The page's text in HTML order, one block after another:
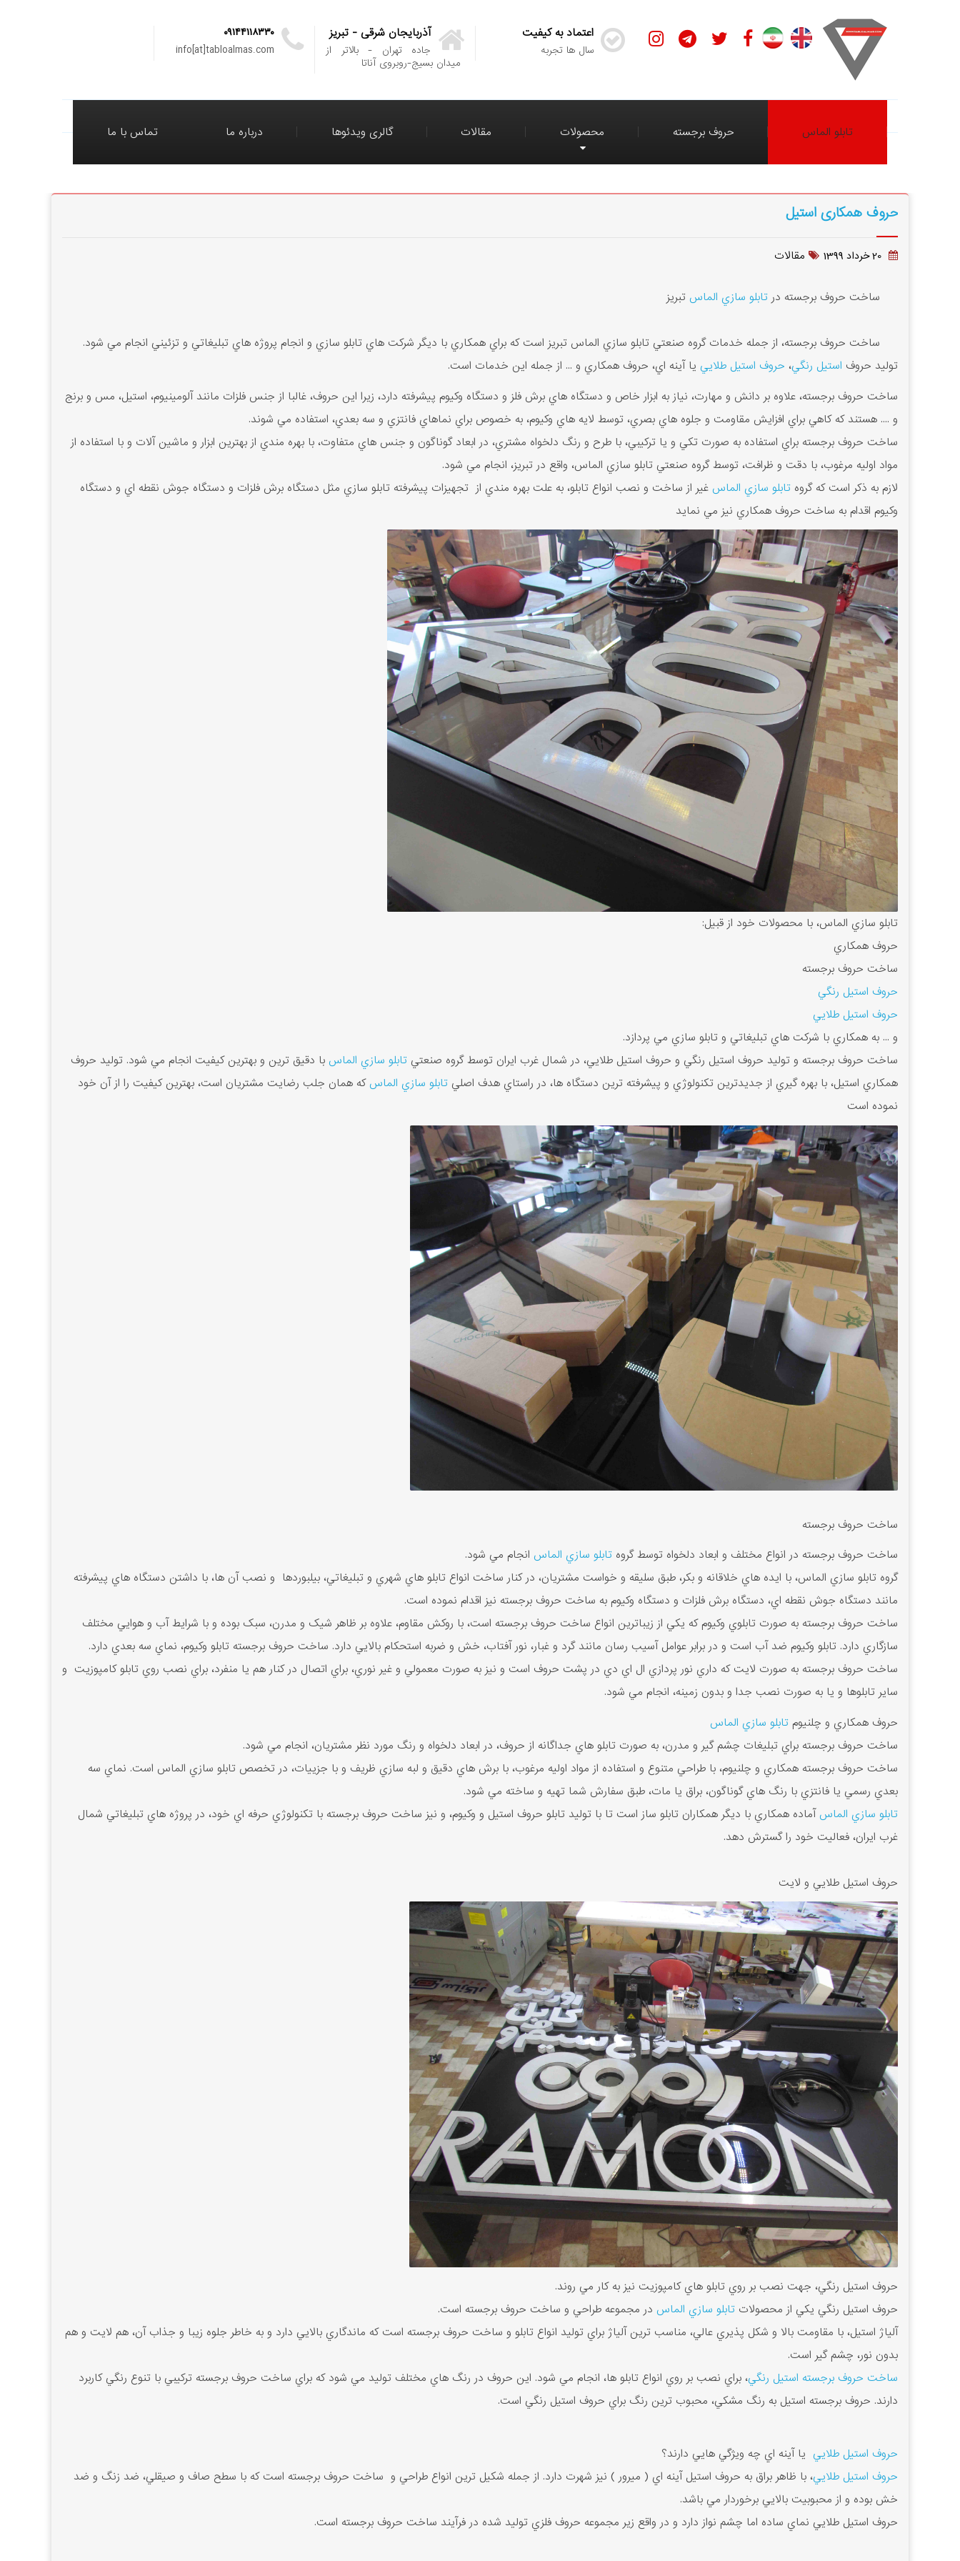
۰۹۱۴۴۱۱۸۳۳۰
info[at]tabloalmas.com
آذربایجان شرقی - تبریز
جاده تهران - بالاتر از
میدان بسیج-روبروی آناتا
اعتماد به کیفیت
سال ها تجربه
تابلو الماس حروف برجسته محصولات مقالات گالری ویدئوها درباره ما تماس با ما
حروف همکاری استیل
20 خرداد 1399 مقالات
ساخت حروف برجسته در تابلو سازي الماس تبريز
ساخت حروف برجسته، از جمله خدمات گروه صنعتي تابلو سازي الماس تبريز است که براي همکاري با ديگر شرکت هاي تابلو سازي و انجام پروژه هاي تبليغاتي و تزئيني انجام مي شود.
توليد حروف استيل رنگي، حروف استيل طلايي يا آينه اي، حروف همکاري و ... از جمله اين خدمات است.
ساخت حروف برجسته، علاوه بر دانش و مهارت، نياز به ابزار خاص و دستگاه هاي برش فلز و دستگاه وکيوم پيشرفته دارد، زيرا اين حروف، غالبا از جنس فلزات مانند آلومينيوم، استيل، مس و برنج
و .... هستند که کاهي براي افزايش مقاومت و جلوه هاي بصري، توسط لايه هاي وکيوم، به خصوص براي نماهاي فانتزي و سه بعدي، استفاده مي شوند.
ساخت حروف برجسته براي استفاده به صورت تکي و يا ترکيبي، با طرح و رنگ دلخواه مشتري، در ابعاد گوناگون و جنس هاي متفاوت، با بهره مندي از بهترين ابزار و ماشين آلات و با استفاده از
مواد اوليه مرغوب، با دقت و ظرافت، توسط گروه صنعتي تابلو سازي الماس، واقع در تبريز، انجام مي‌ شود.
لازم به ذکر است که گروه تابلو سازي الماس غير از ساخت و نصب انواع تابلو، به علت بهره مندي از تجهيزات پيشرفته تابلو سازي مثل دستگاه برش فلزات و دستگاه جوش نقطه اي و دستگاه
وکيوم اقدام به ساخت حروف همکاري نيز مي نمايد
تابلو سازي الماس، با محصولات خود از قبيل:
حروف همکاري
ساخت حروف برجسته
حروف استيل رنگي
حروف استيل طلايي
و ... به همکاري با شرکت هاي تبليغاتي و تابلو سازي مي پردازد.
ساخت حروف برجسته و توليد حروف استيل رنگي و حروف استيل طلايي، در شمال غرب ايران توسط گروه صنعتي تابلو سازي الماس با دقيق ترين و بهترين کيفيت انجام مي شود. توليد حروف
همکاري استيل، با بهره گيري از جديدترين تکنولوژي و پيشرفته ترين دستگاه ها، در راستاي هدف اصلي تابلو سازي الماس که همان جلب رضايت مشتريان است، بهترين کيفيت را از آن خود
نموده است
ساخت حروف برجسته
ساخت حروف برجسته در انواع مختلف و ابعاد دلخواه توسط گروه تابلو سازي الماس انجام مي‌ شود.
گروه تابلو سازي الماس، با ايده هاي خلاقانه و بکر، طبق سليقه و خواست مشتريان، در کنار ساخت انواع تابلو هاي شهري و تبليغاتي، بيلبوردها و نصب آن ها، با داشتن دستگاه هاي پيشرفته
مانند دستگاه جوش نقطه اي، دستگاه برش فلزات و دستگاه وکيوم به ساخت حروف برجسته نيز اقدام نموده است.
ساخت حروف برجسته به صورت تابلوي وکيوم که يکي از زيباترين انواع ساخت حروف برجسته است، با روکش مقاوم، علاوه بر ظاهر شيک و مدرن، سبک بوده و با شرايط آب و هوايي مختلف
سازگاري دارد. تابلو وکيوم ضد آب است و در برابر عوامل آسيب رسان مانند گرد و غبار، نور آفتاب، خش و ضربه استحکام بالايي دارد. ساخت حروف برجسته تابلو وکيوم، نماي سه بعدي دارد.
ساخت حروف برجسته به صورت لايت که داري نور پردازي ال اي دي در پشت حروف است و نيز به صورت معمولي و غير نوري، براي اتصال در کنار هم يا منفرد، براي نصب روي تابلو کامپوزيت و
ساير تابلوها و يا به صورت نصب جدا و بدون زمينه، انجام مي ‌شود.
حروف همکاري و چلنيوم تابلو سازي الماس
ساخت حروف برجسته براي تبليغات چشم گير و مدرن، به صورت تابلو هاي جداگانه از حروف، در ابعاد دلخواه و رنگ مورد نظر مشتريان، انجام مي ‌شود.
ساخت حروف برجسته همکاري و چلنيوم، با طراحي متنوع و استفاده از مواد اوليه مرغوب، با برش هاي دقيق و لبه سازي ظريف و با جزييات، در تخصص تابلو سازي الماس است. نماي سه
بعدي رسمي يا فانتزي با رنگ هاي گوناگون، براق يا مات، طبق سفارش شما تهيه و ساخته مي شود.
تابلو سازي الماس آماده همکاري با ديگر همکاران تابلو ساز است تا با توليد تابلو حروف استيل و وکيوم، و نيز ساخت حروف برجسته با تکنولوژي حرفه اي خود، در پروژه هاي تبليغاتي شمال
غرب ايران، فعاليت خود را گسترش دهد.
حروف استيل طلايي و لايت
حروف استيل رنگي، جهت نصب بر روي تابلو هاي کامپوزيت نيز به کار مي روند.
حروف استيل رنگي يکي از محصولات تابلو سازي الماس در مجموعه طراحي و ساخت حروف برجسته است.
آلياژ استيل، با مقاومت بالا و شکل پذيري عالي، مناسب ترين آلياژ براي توليد انواع تابلو و ساخت حروف برجسته است که ماندگاري بالايي دارد و به خاطر جلوه زيبا و جذاب آن، هم لايت و هم
بدون نور، چشم گير است.
ساخت حروف برجسته استيل رنگي، براي نصب بر روي انواع تابلو ها، انجام مي شود. اين حروف در رنگ هاي مختلف توليد مي شود که براي ساخت حروف برجسته ترکيبي با تنوع رنگي کاربرد
دارند. حروف برجسته استيل به رنگ مشکي، محبوب ترين رنگ براي حروف استيل رنگي است.
حروف استيل طلايي يا آينه اي چه ويژگي هايي دارند؟
حروف استيل طلايي، با ظاهر براق به حروف استيل آينه اي ( ميرور ) نيز شهرت دارد. از جمله شکيل ترين انواع طراحي و ساخت حروف برجسته است که با سطح صاف و صيقلي، ضد زنگ و ضد
خش بوده و از محبوبيت بالايي برخوردار مي باشد.
حروف استيل طلايي نماي ساده اما چشم نواز دارد و در واقع زير مجموعه حروف فلزي توليد شده در فرآيند ساخت حروف برجسته است.